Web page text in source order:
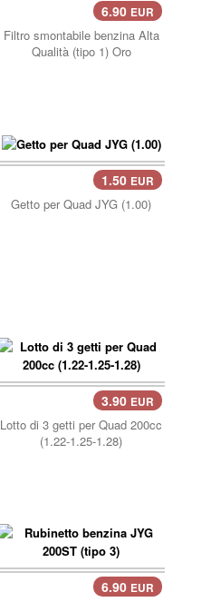
6.90 EUR
Filtro smontabile benzina Alta
Qualità (tipo 1) Oro
1.50 EUR
Getto per Quad JYG (1.00)
3.90 EUR
Lotto di 3 getti per Quad 200cc
(1.22-1.25-1.28)
6.90 EUR